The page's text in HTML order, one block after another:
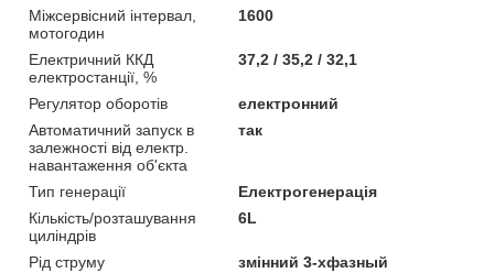
Міжсервісний інтервал,
мотогодин
1600
Електричний ККД
електростанції, %
37,2 / 35,2 / 32,1
Регулятор оборотів
електронний
Автоматичний запуск в
залежності від електр.
навантаження об'єкта
так
Тип генерації
Електрогенерація
Кількість/розташування
циліндрів
6L
Рід струму
змінний 3-хфазный